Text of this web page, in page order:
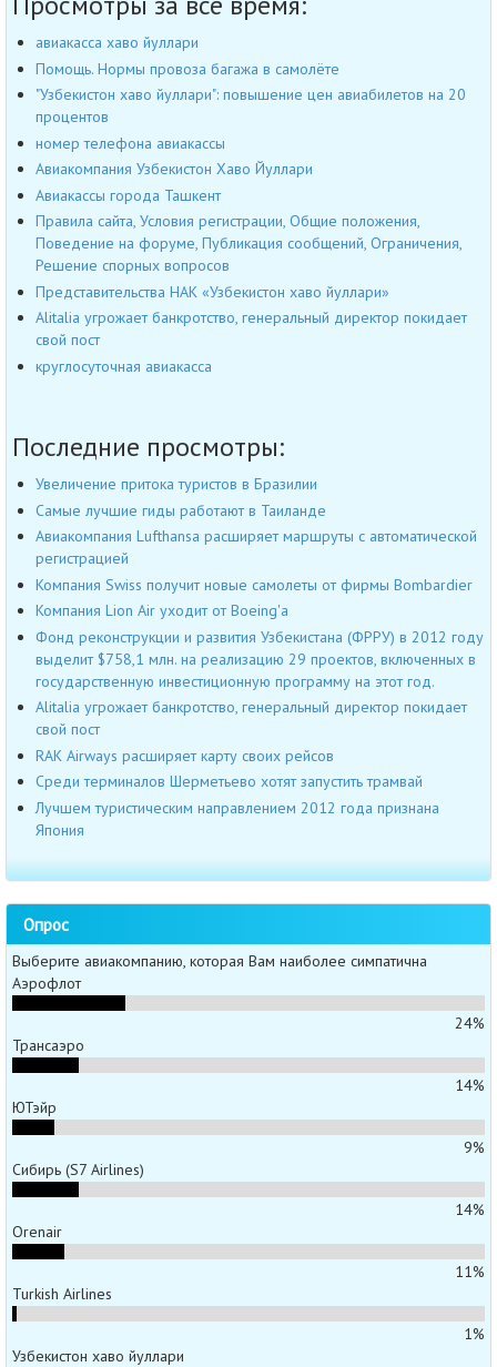
авиакасса хаво йуллари
Помощь. Нормы провоза багажа в самолёте
"Узбекистон хаво йуллари": повышение цен авиабилетов на 20
процентов
номер телефона авиакассы
Авиакомпания Узбекистон Хаво Йуллари
Авиакассы города Ташкент
Правила сайта, Условия регистрации, Общие положения,
Поведение на форуме, Публикация сообщений, Ограничения,
Решение спорных вопросов
Представительства НАК «Узбекистон хаво йуллари»
Alitalia угрожает банкротство, генеральный директор покидает
свой пост
круглосуточная авиакасса
Последние просмотры:
Увеличение притока туристов в Бразилии
Самые лучшие гиды работают в Таиланде
Авиакомпания Lufthansa расширяет маршруты с автоматической
регистрацией
Компания Swiss получит новые самолеты от фирмы Bombardier
Компания Lion Air уходит от Boeing'а
Фонд реконструкции и развития Узбекистана (ФРРУ) в 2012 году
выделит $758,1 млн. на реализацию 29 проектов, включенных в
государственную инвестиционную программу на этот год.
Alitalia угрожает банкротство, генеральный директор покидает
свой пост
RAK Airways расширяет карту своих рейсов
Среди терминалов Шерметьево хотят запустить трамвай
Лучшем туристическим направлением 2012 года признана
Япония
Опрос
Выберите авиакомпанию, которая Вам наиболее симпатична
Аэрофлот
24%
Трансаэро
14%
ЮТэйр
9%
Сибирь (S7 Airlines)
14%
Orenair
11%
Turkish Airlines
1%
Узбекистон хаво йуллари